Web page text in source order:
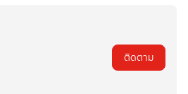
ติดตาม